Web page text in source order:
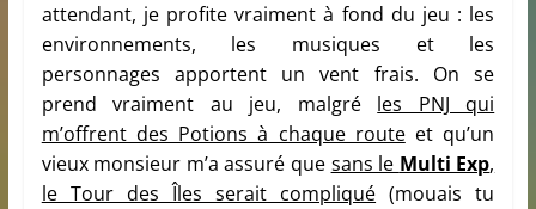
attendant, je profite vraiment à fond du jeu : les
environnements, les musiques et les
personnages apportent un vent frais. On se
prend vraiment au jeu, malgré les PNJ qui
m’offrent des Potions à chaque routeet qu’un
vieux monsieur m’a assuré que sans le Multi Exp,
le Tour des Îles serait compliqué (mouais tu